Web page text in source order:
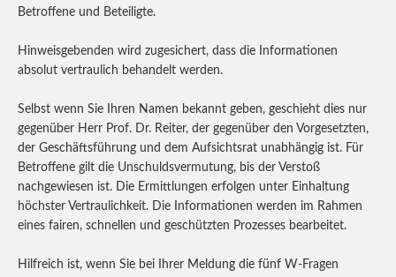
Betroffene und Beteiligte.
Hinweisgebenden wird zugesichert, dass die Informationen
absolut vertraulich behandelt werden.
Selbst wenn Sie Ihren Namen bekannt geben, geschieht dies nur
gegenüber Herr Prof. Dr. Reiter, der gegenüber den Vorgesetzten,
der Geschäftsführung und dem Aufsichtsrat unabhängig ist. Für
Betroffene gilt die Unschuldsvermutung, bis der Verstoß
nachgewiesen ist. Die Ermittlungen erfolgen unter Einhaltung
höchster Vertraulichkeit. Die Informationen werden im Rahmen
eines fairen, schnellen und geschützten Prozesses bearbeitet.
Hilfreich ist, wenn Sie bei Ihrer Meldung die fünf W-Fragen